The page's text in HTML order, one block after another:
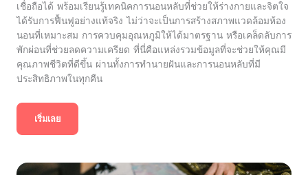
เชื่อถือได้ พร้อมเรียนรู้เทคนิคการนอนหลับที่ช่วยให้ร่างกายและจิตใจ
ได้รับการฟื้นฟูอย่างแท้จริง ไม่ว่าจะเป็นการสร้างสภาพแวดล้อมห้อง
นอนที่เหมาะสม การควบคุมอุณหภูมิให้ได้มาตรฐาน หรือเคล็ดลับการ
พักผ่อนที่ช่วยลดความเครียด ที่นี่คือแหล่งรวมข้อมูลที่จะช่วยให้คุณมี
คุณภาพชีวิตที่ดีขึ้น ผ่านทั้งการทำนายฝันและการนอนหลับที่มี
ประสิทธิภาพในทุกคืน
เริ่มเลย